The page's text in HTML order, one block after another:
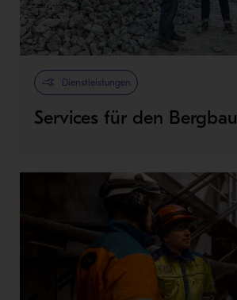
Dienstleistungen
Services für den Bergbau